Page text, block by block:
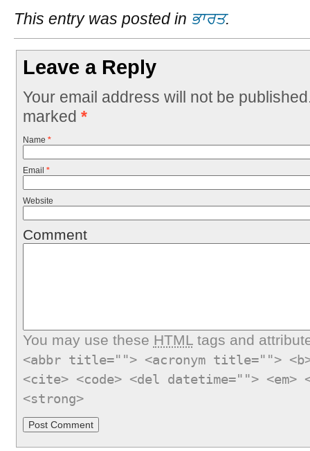
This entry was posted in ਭਾਰਤ.
Leave a Reply
Your email address will not be
marked *
Name *
Email *
Website
Comment
You may use these HTMLtags and
<abbr title=""> <acronym title="">
<cite> <code> <del datetime="">
<strong>